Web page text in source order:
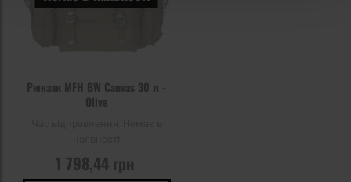
Рюкзак MFH BW Canvas 30 л -
Olive
1 798,44 грн